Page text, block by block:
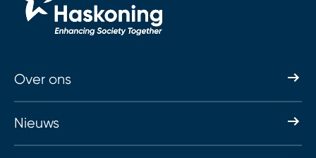
Over ons
Nieuws